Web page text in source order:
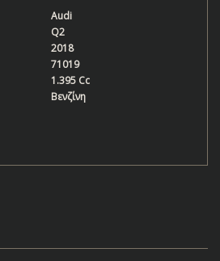
Audi
Q2
2018
71019
1.395 Cc
Βενζίνη